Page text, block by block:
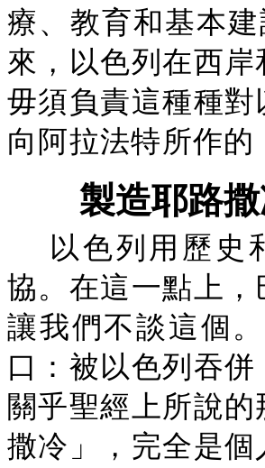
療、教育和基本
來，以色列在西
毋須負責這種種
向阿拉法特所作的
製造耶路
以色列用歷史
協。在這一點上
讓我們不談這個
口：被以色列吞
關乎聖經上所說
撒冷」，完全是